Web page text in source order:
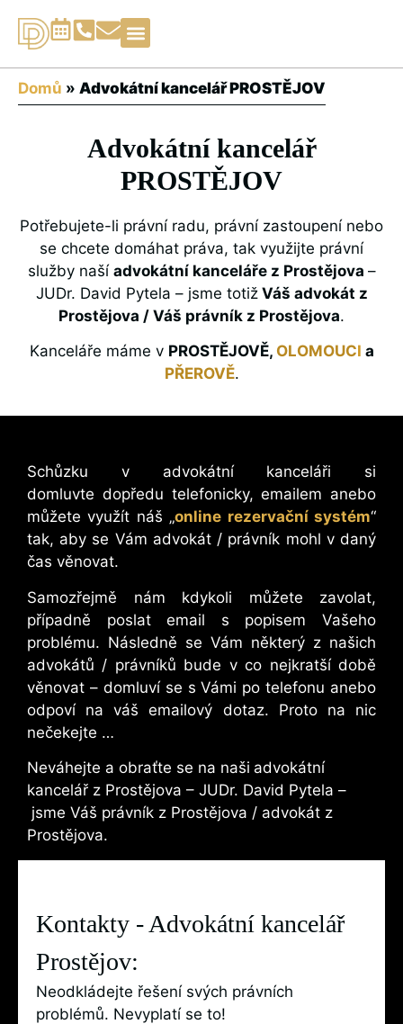
Domů » Advokátní kancelář PROSTĚJOV
Advokátní kancelář
PROSTĚJOV
Potřebujete-li právní radu, právní zastoupení nebo
se chcete domáhat práva, tak využijte právní
služby naší advokátní kanceláře z Prostějova –
JUDr. David Pytela – jsme totižVáš advokát z
Prostějova / Váš právník z Prostějova.
Kanceláře máme v PROSTĚJOVĚ, OLOMOUCI a
PŘEROVĚ.
Schůzku v advokátní kanceláři si
domluvte dopředu telefonicky, emailem anebo
můžete využít náš „online rezervační systém“
tak, aby se Vám advokát / právník mohl v daný
čas věnovat.
Samozřejmě nám kdykoli můžete zavolat,
případně poslat email s popisem Vašeho
problému. Následně se Vám některý z našich
advokátů / právníků bude v co nejkratší době
věnovat – domluví se s Vámi po telefonu anebo
odpoví na váš emailový dotaz. Proto na nic
nečekejte …
Neváhejte a obraťte se na naši advokátní
kancelář z Prostějova – JUDr. David Pytela –
jsme Váš právník z Prostějova / advokát z
Prostějova.
Kontakty - Advokátní kancelář
Prostějov:​
Neodkládejte řešení svých právních
problémů. Nevyplatí se to!